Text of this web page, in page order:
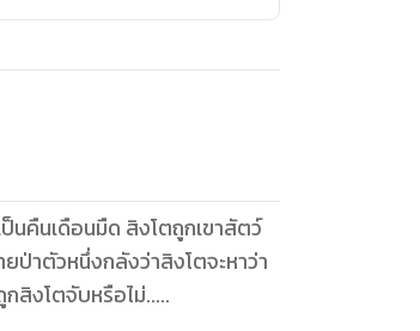
นคืนเดือนมืด สิงโตถูกเขาสัตว์
ป่าตัวหนึ่งกลังว่าสิงโตจะหาว่า
สิงโตจับหรือไม่.....